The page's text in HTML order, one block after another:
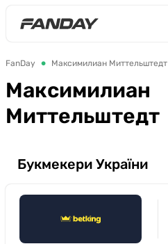
FanDay Максимилиан Миттельштедт
Максимилиан
Миттельштедт
Букмекери України